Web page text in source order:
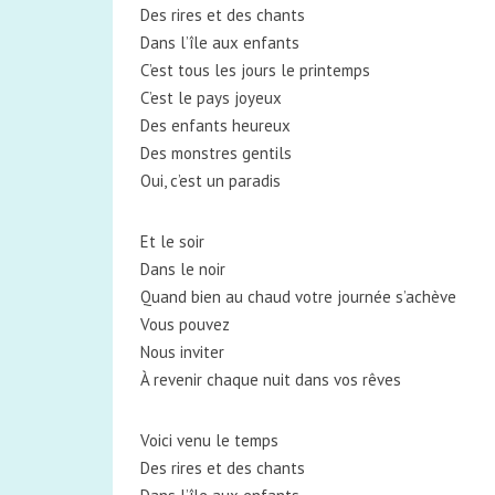
Des rires et des chants
Dans l’île aux enfants
C’est tous les jours le printemps
C’est le pays joyeux
Des enfants heureux
Des monstres gentils
Oui, c’est un paradis
Et le soir
Dans le noir
Quand bien au chaud votre journée s’achève
Vous pouvez
Nous inviter
À revenir chaque nuit dans vos rêves
Voici venu le temps
Des rires et des chants